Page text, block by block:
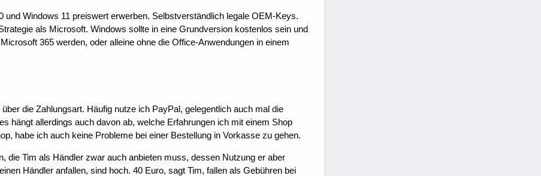
Windows 11 preiswert erwerben. Selbstverständlich legale OEM-Keys.
als Microsoft. Windows sollte in eine Grundversion kostenlos sein und
365 werden, oder alleine ohne die Office-Anwendungen in einem
die Zahlungsart. Häufig nutze ich PayPal, gelegentlich auch mal die
hängt allerdings auch davon ab, welche Erfahrungen ich mit einem Shop
habe ich auch keine Probleme bei einer Bestellung in Vorkasse zu gehen.
die Tim als Händler zwar auch anbieten muss, dessen Nutzung er aber
Händler anfallen, sind hoch. 40 Euro, sagt Tim, fallen als Gebühren bei